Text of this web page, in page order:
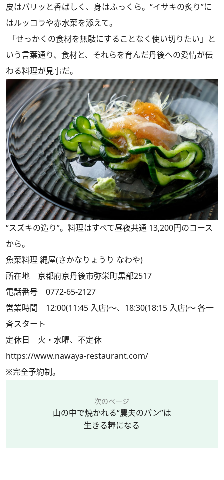
皮はバリッと香ばしく、身はふっくら。“イサキの炙り”に
はルッコラや赤水菜を添えて。
「せっかくの食材を無駄にすることなく使い切りたい」と
いう言葉通り、食材と、それらを育んだ丹後への愛情が伝
わる料理が見事だ。
“スズキの造り”。料理はすべて昼夜共通 13,200円のコース
から。
魚菜料理 縄屋(さかなりょうり なわや)
所在地 京都府京丹後市弥栄町黒部2517
電話番号 0772-65-2127
営業時間 12:00(11:45 入店)～、18:30(18:15 入店)～ 各一
斉スタート
定休日 火・水曜、不定休
https://www.nawaya-restaurant.com/
※完全予約制。
次のページ
山の中で焼かれる“農夫のパン”は
生きる糧になる